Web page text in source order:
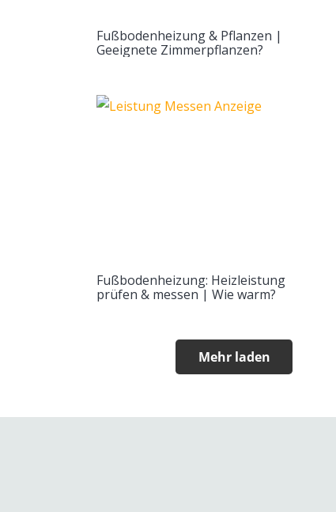
Fußbodenheizung & Pflanzen |
Geeignete Zimmerpflanzen?
Fußbodenheizung: Heizleistung
prüfen & messen | Wie warm?
Mehr laden